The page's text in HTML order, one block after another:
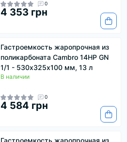
0
4 353 грн
Гастроемкость жаропрочная из
поликарбоната Cambro 14HP GN
1/1 - 530х325х100 мм, 13 л
В наличии
0
4 584 грн
Гастроемкость жаропрочная из